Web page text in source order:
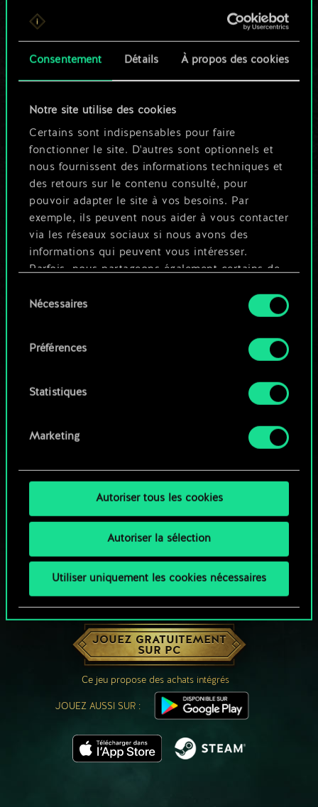
Consentement Détails À propos des cookies
Notre site utilise des cookies
Certains sont indispensables pour faire
fonctionner le site. D'autres sont optionnels et
nous fournissent des informations techniques et
des retours sur le contenu consulté, pour
pouvoir adapter le site à vos besoins. Par
exemple, ils peuvent nous aider à vous contacter
via les réseaux sociaux si nous avons des
informations qui peuvent vous intéresser.
Parfois, nous partageons également certains de
ces cookies optionnels ne seront appliqués
Vous pouvez consulter tous les détails sur notre
préférences dans le menu "Paramètres" ci-
duNécessaires
Préférences
Statistiques
Marketing
Autoriser tous les cookies
Autoriser la sélection
Utiliser uniquement les cookies nécessaires
Pour l'instant, ce
n'est qu'un jeu de
cartes partagé.
Mais cela peut être
tellement plus !
Nommer ce jeu et créer un guide
UNE PETITE PARTIE DE GWENT ?
JOUEZ GRATUITEMENT
SUR PC
Ce jeu propose des achats intégrés
JOUEZ AUSSI SUR :